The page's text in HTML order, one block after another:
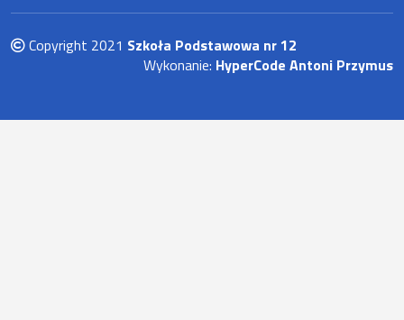
Copyright 2021 Szkoła Podstawowa nr 12
Wykonanie: HyperCode Antoni Przymus